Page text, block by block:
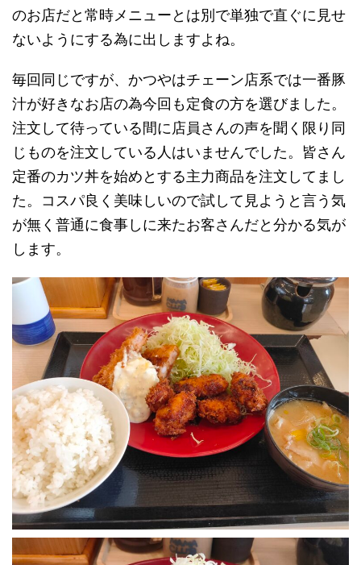
のお店だと常時メニューとは別で単独で直ぐに見せ
ないようにする為に出しますよね。
毎回同じですが、かつやはチェーン店系では一番豚
汁が好きなお店の為今回も定食の方を選びました。
注文して待っている間に店員さんの声を聞く限り同
じものを注文している人はいませんでした。皆さん
定番のカツ丼を始めとする主力商品を注文してまし
た。コスパ良く美味しいので試して見ようと言う気
が無く普通に食事しに来たお客さんだと分かる気が
します。